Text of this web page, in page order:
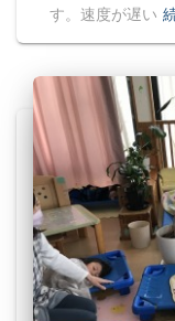
す。速度が遅い